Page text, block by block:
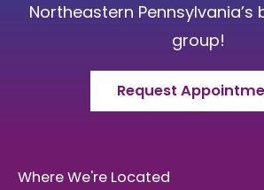
Northeastern
group!
Request
Where We're Located